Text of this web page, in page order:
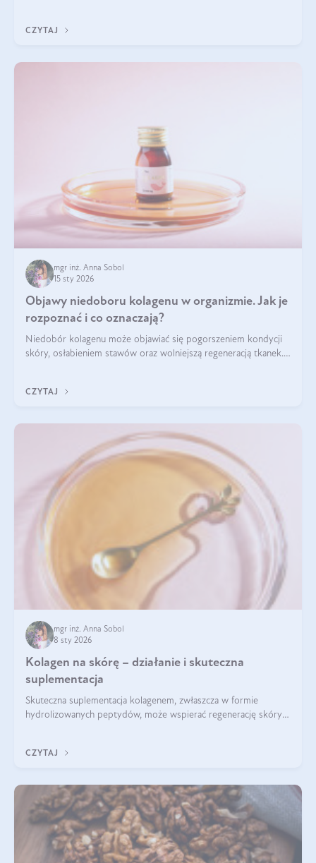
CZYTAJ
mgr inż. Anna Sobol
15 sty 2026
Objawy niedoboru kolagenu w organizmie. Jak je
rozpoznać i co oznaczają?
Niedobór kolagenu może objawiać się pogorszeniem kondycji
skóry, osłabieniem stawów oraz wolniejszą regeneracją tkanek.
osłabienie włosów.
CZYTAJ
mgr inż. Anna Sobol
8 sty 2026
Kolagen na skórę – działanie i skuteczna
suplementacja
Skuteczna suplementacja kolagenem, zwłaszcza w formie
hydrolizowanych peptydów, może wspierać regenerację skóry i
CZYTAJ